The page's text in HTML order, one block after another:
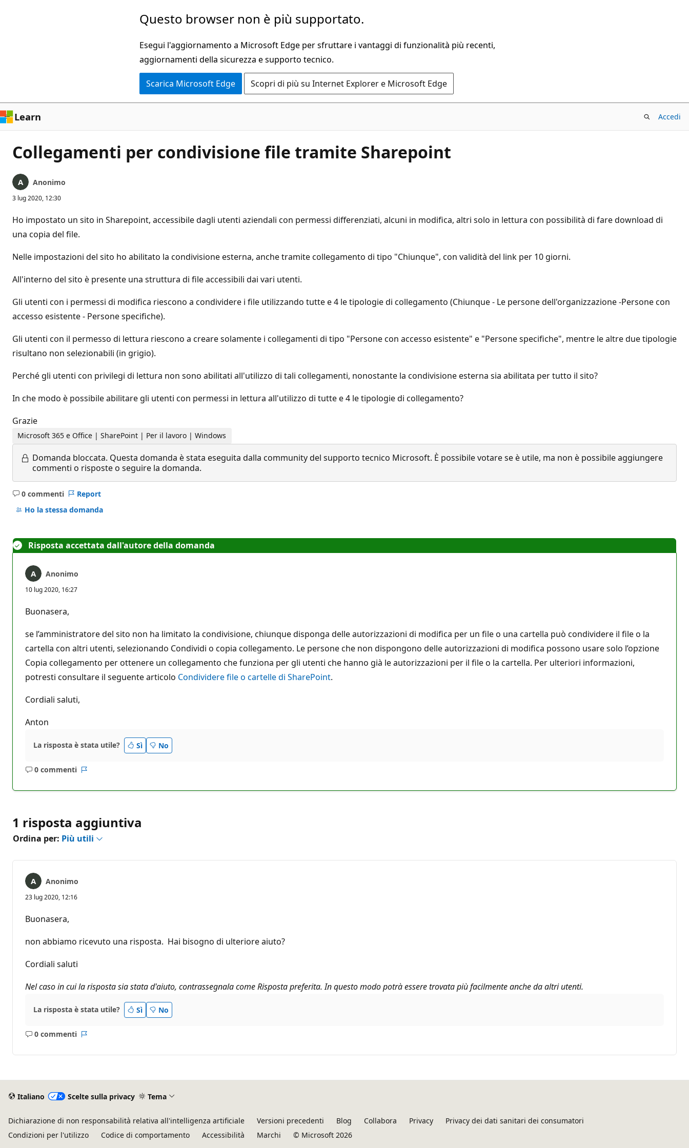
Questo browser non è più supportato.
Esegui l'aggiornamento a Microsoft Edge per sfruttare i vantaggi di funzionalità più recenti,
aggiornamenti della sicurezza e supporto tecnico.
Scarica Microsoft Edge Scopri di più su Internet Explorer e Microsoft Edge
Learn Accedi
Collegamenti per condivisione file tramite Sharepoint
Anonimo
3 lug 2020, 12:30
Ho impostato un sito in Sharepoint, accessibile dagli utenti aziendali con permessi differenziati, alcuni in modifica, altri solo in lettura con possibilità di fare download di
una copia del file.
Nelle impostazioni del sito ho abilitato la condivisione esterna, anche tramite collegamento di tipo "Chiunque", con validità del link per 10 giorni.
All'interno del sito è presente una struttura di file accessibili dai vari utenti.
Gli utenti con i permessi di modifica riescono a condividere i file utilizzando tutte e 4 le tipologie di collegamento (Chiunque - Le persone dell'organizzazione -Persone con
accesso esistente - Persone specifiche).
Gli utenti con il permesso di lettura riescono a creare solamente i collegamenti di tipo "Persone con accesso esistente" e "Persone specifiche", mentre le altre due tipologie
risultano non selezionabili (in grigio).
Perché gli utenti con privilegi di lettura non sono abilitati all'utilizzo di tali collegamenti, nonostante la condivisione esterna sia abilitata per tutto il sito?
In che modo è possibile abilitare gli utenti con permessi in lettura all'utilizzo di tutte e 4 le tipologie di collegamento?
Grazie
Microsoft 365 e Office | SharePoint | Per il lavoro | Windows
Domanda bloccata. Questa domanda è stata eseguita dalla community del supporto tecnico Microsoft. È possibile votare se è utile, ma non è possibile aggiungere
commenti o risposte o seguire la domanda.
0 commenti
Nessun
commento
Report
Ho la stessa domanda
Risposta accettata dall'autore della domanda
Anonimo
10 lug 2020, 16:27
Buonasera,
se l’amministratore del sito non ha limitato la condivisione, chiunque disponga delle autorizzazioni di modifica per un file o una cartella può condividere il file o la
cartella con altri utenti, selezionando Condividi o copia collegamento. Le persone che non dispongono delle autorizzazioni di modifica possono usare solo l’opzione
Copia collegamento per ottenere un collegamento che funziona per gli utenti che hanno già le autorizzazioni per il file o la cartella. Per ulteriori informazioni,
potresti consultare il seguente articolo Condividere file o cartelle di SharePoint.
Cordiali saluti,
Anton
La risposta è stata utile? Sì No
0 commenti
Nessun
1 risposta aggiuntiva
Ordina per: Più utili
Anonimo
23 lug 2020, 12:16
Buonasera,
non abbiamo ricevuto una risposta. Hai bisogno di ulteriore aiuto?
Cordiali saluti
Nel caso in cui la risposta sia stata d'aiuto, contrassegnala come Risposta preferita. In questo modo potrà essere trovata più facilmente anche da altri utenti.
La risposta è stata utile? Sì No
0 commenti
Nessun
Italiano Scelte sulla privacy Tema
Dichiarazione di non responsabilità relativa all'intelligenza artificiale Versioni precedenti Blog Collabora Privacy
Privacy dei dati sanitari dei consumatori
Condizioni per l'utilizzo
Codice di comportamento Accessibilità Marchi © Microsoft 2026